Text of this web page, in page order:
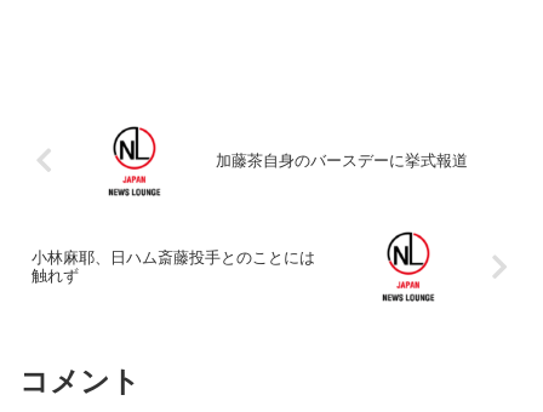
加藤茶自身のバースデーに挙式報道
小林麻耶、日ハム斎藤投手とのことには
触れず
コメント